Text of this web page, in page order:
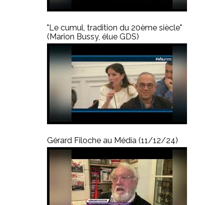
"Le cumul, tradition du 20ème siècle"
(Marion Bussy, élue GDS)
Gérard Filoche au Média (11/12/24)